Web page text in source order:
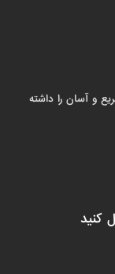
و آسان را داشته
کنید